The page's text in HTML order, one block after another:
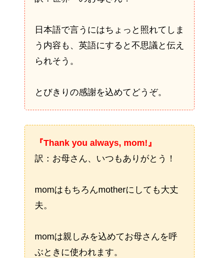
日本語で言うにはちょっと照れてしま
う内容も、英語にすると不思議と伝え
られそう。
とびきりの感謝を込めてどうぞ。
『Thank you always, mom!』
訳：お母さん、いつもありがとう！
momはもちろんmotherにしても大丈
夫。
momは親しみを込めてお母さんを呼
ぶときに使われます。